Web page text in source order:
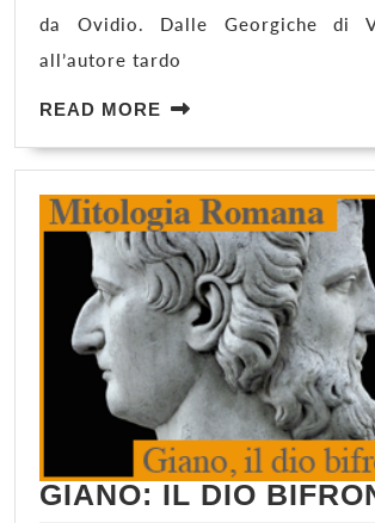
da Ovidio. Dalle Georgiche di
all’autore tardo
READ MORE READ
GIANO: IL DIO